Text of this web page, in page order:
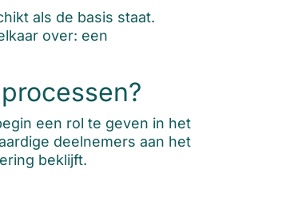
als de basis staat.
over: een
een rol te geven in het
deelnemers aan het
beklijft.